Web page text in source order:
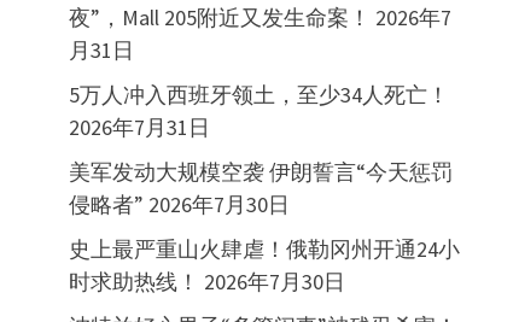
夜”，Mall 205附近又发生命案！ 2026年7
月31日
5万人冲入西班牙领土，至少34人死亡！
2026年7月31日
美军发动大规模空袭 伊朗誓言“今天惩罚
侵略者” 2026年7月30日
史上最严重山火肆虐！俄勒冈州开通24小
时求助热线！ 2026年7月30日